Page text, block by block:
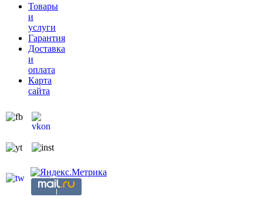
Товары
и
услуги
Гарантия
Доставка
и
оплата
Карта
сайта